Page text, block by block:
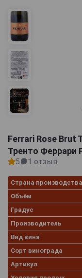
Ferrari Rose Brut
Тренто Феррари
5 1 отзыв
Страна производства
Объём
Градус
Производитель
Вид вина
Сорт винограда
Артикул